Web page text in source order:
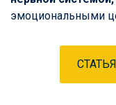
эмоциональными